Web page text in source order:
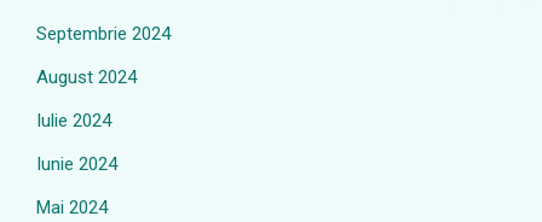
Septembrie 2024
August 2024
Iulie 2024
Iunie 2024
Mai 2024